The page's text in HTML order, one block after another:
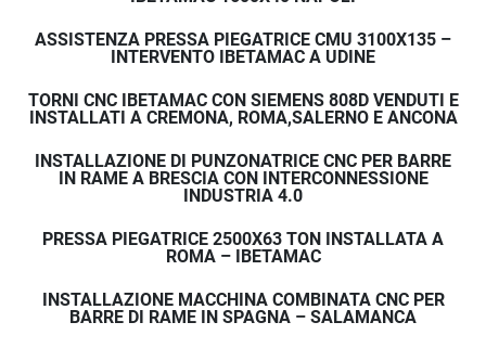
ASSISTENZA PRESSA PIEGATRICE CMU 3100X135 –
INTERVENTO IBETAMAC A UDINE
TORNI CNC IBETAMAC CON SIEMENS 808D VENDUTI E
INSTALLATI A CREMONA, ROMA,SALERNO E ANCONA
INSTALLAZIONE DI PUNZONATRICE CNC PER BARRE
IN RAME A BRESCIA CON INTERCONNESSIONE
INDUSTRIA 4.0
PRESSA PIEGATRICE 2500X63 TON INSTALLATA A
ROMA – IBETAMAC
INSTALLAZIONE MACCHINA COMBINATA CNC PER
BARRE DI RAME IN SPAGNA – SALAMANCA